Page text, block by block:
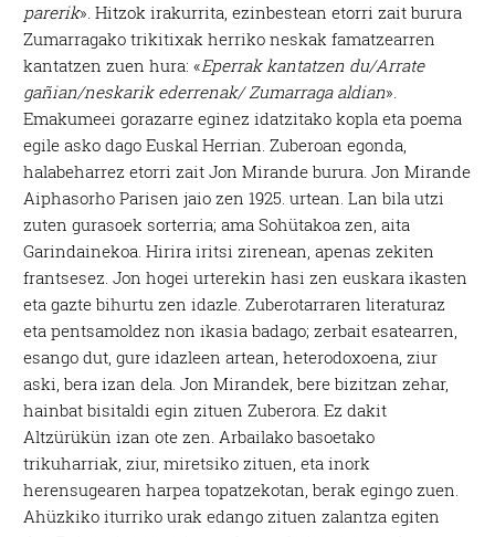
parerik». Hitzok irakurrita, ezinbestean etorri zait burura
Zumarragako trikitixak herriko neskak famatzearren
kantatzen zuen hura: «Eperrak kantatzen du/Arrate
gañian/neskarik ederrenak/ Zumarraga aldian».
Emakumeei gorazarre eginez idatzitako kopla eta poema
egile asko dago Euskal Herrian. Zuberoan egonda,
halabeharrez etorri zait Jon Mirande burura. Jon Mirande
Aiphasorho Parisen jaio zen 1925. urtean. Lan bila utzi
zuten gurasoek sorterria; ama Sohütakoa zen, aita
Garindainekoa. Hirira iritsi zirenean, apenas zekiten
frantsesez. Jon hogei urterekin hasi zen euskara ikasten
eta gazte bihurtu zen idazle. Zuberotarraren literaturaz
eta pentsamoldez non ikasia badago; zerbait esatearren,
esango dut, gure idazleen artean, heterodoxoena, ziur
aski, bera izan dela. Jon Mirandek, bere bizitzan zehar,
hainbat bisitaldi egin zituen Zuberora. Ez dakit
Altzürükün izan ote zen. Arbailako basoetako
trikuharriak, ziur, miretsiko zituen, eta inork
herensugearen harpea topatzekotan, berak egingo zuen.
Ahüzkiko iturriko urak edango zituen zalantza egiten